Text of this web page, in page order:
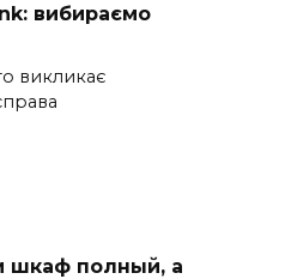
вибираємо
викликає
шкаф полный, а